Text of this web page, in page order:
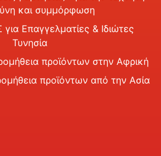
και συμμόρφωση
Επαγγελματίες & Ιδιώτες
Τυνησία
προϊόντων στην Αφρική
προϊόντων από την Ασία